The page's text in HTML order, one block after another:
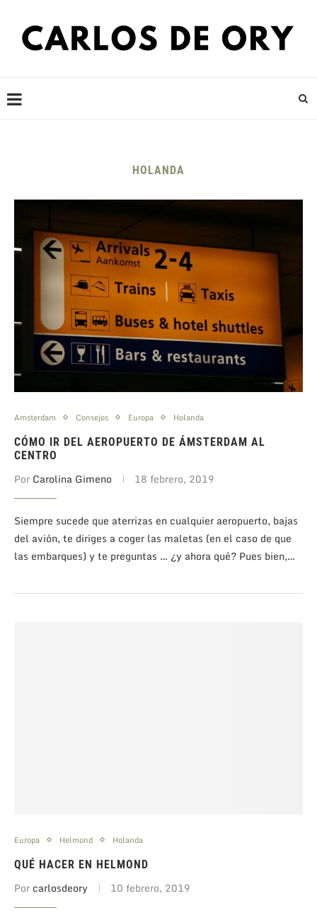
HOLANDA
Amsterdam Consejos Europa Holanda
CÓMO IR DEL AEROPUERTO DE ÁMSTERDAM AL
CENTRO
Por Carolina Gimeno 18 febrero, 2019
Siempre sucede que aterrizas en cualquier aeropuerto, bajas
del avión, te diriges a coger las maletas (en el caso de que
las embarques) y te preguntas … ¿y ahora qué? Pues bien,…
Europa Helmond Holanda
QUÉ HACER EN HELMOND
Por carlosdeory 10 febrero, 2019